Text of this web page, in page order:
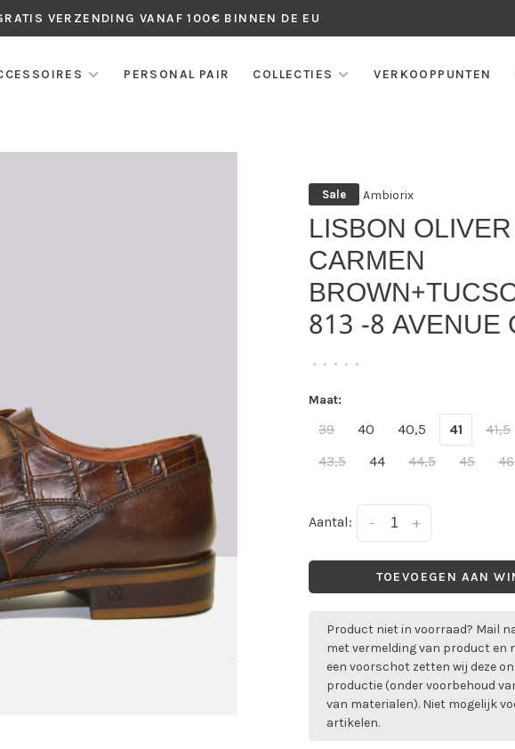
VERZENDING VANAF 100€ BINNEN DE EU
PERSONAL PAIR COLLECTIES VERKOOPPUNTEN
Sale Ambiorix
LISBON
CARMEN
813 -8 AVENUE
• • • • •
Maat:
39 40 40,5 41 41,5
43,5
44 44,5 45 46
Aantal: +
-
TOEVOEGEN AAN
Product niet in voorraad? Mail
met vermelding van product en
een voorschot zetten wij deze
productie (onder voorbehoud
van materialen). Niet mogelijk
artikelen.